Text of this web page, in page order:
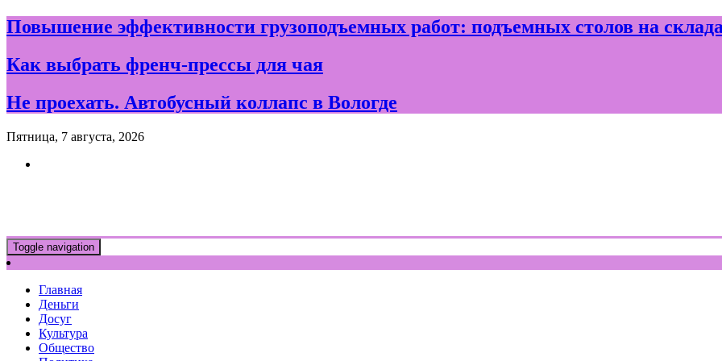
Skip
to
Повышение эффективности грузоподъемных работ: подъемных столов на
Как выбрать френч-прессы для чая
Не проехать. Автобусный коллапс в Вологде
Пятница, 7 августа, 2026
Toggle navigation
Главная
Деньги
Досуг
Культура
Общество